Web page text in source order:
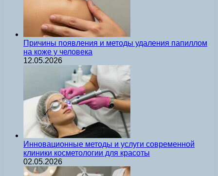
Причины появления и методы удаления папиллом
на коже у человека
12.05.2026
Инновационные методы и услуги современной
клиники косметологии для красоты
02.05.2026